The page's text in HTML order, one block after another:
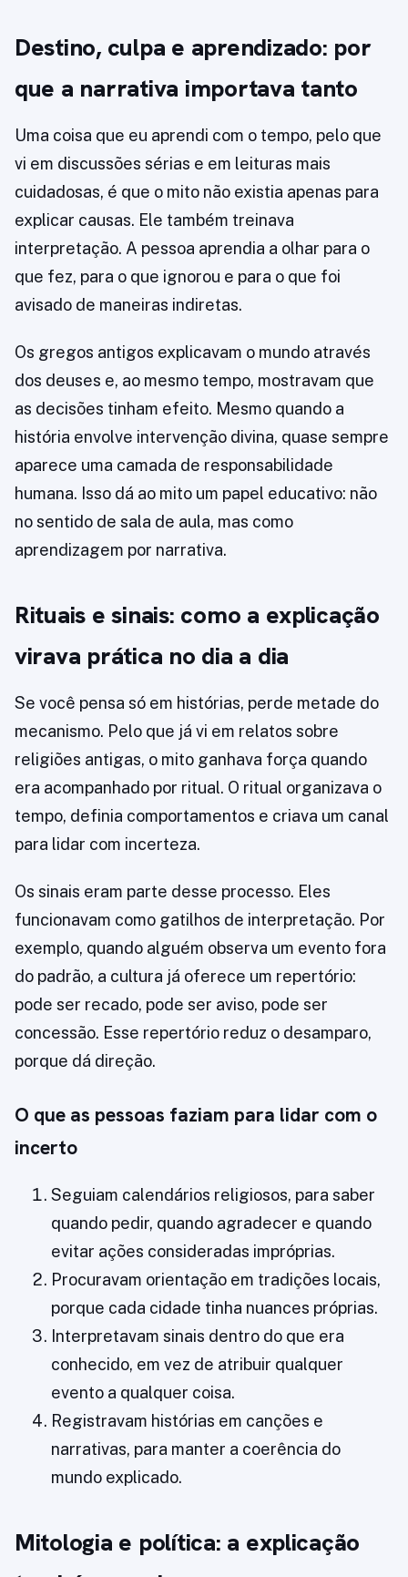
Destino, culpa e aprendizado: por
que a narrativa importava tanto
Uma coisa que eu aprendi com o tempo, pelo que
vi em discussões sérias e em leituras mais
cuidadosas, é que o mito não existia apenas para
explicar causas. Ele também treinava
interpretação. A pessoa aprendia a olhar para o
que fez, para o que ignorou e para o que foi
avisado de maneiras indiretas.
Os gregos antigos explicavam o mundo através
dos deuses e, ao mesmo tempo, mostravam que
as decisões tinham efeito. Mesmo quando a
história envolve intervenção divina, quase sempre
aparece uma camada de responsabilidade
humana. Isso dá ao mito um papel educativo: não
no sentido de sala de aula, mas como
aprendizagem por narrativa.
Rituais e sinais: como a explicação
virava prática no dia a dia
Se você pensa só em histórias, perde metade do
mecanismo. Pelo que já vi em relatos sobre
religiões antigas, o mito ganhava força quando
era acompanhado por ritual. O ritual organizava o
tempo, definia comportamentos e criava um canal
para lidar com incerteza.
Os sinais eram parte desse processo. Eles
funcionavam como gatilhos de interpretação. Por
exemplo, quando alguém observa um evento fora
do padrão, a cultura já oferece um repertório:
pode ser recado, pode ser aviso, pode ser
concessão. Esse repertório reduz o desamparo,
porque dá direção.
O que as pessoas faziam para lidar com o
incerto
Seguiam calendários religiosos, para saber
quando pedir, quando agradecer e quando
evitar ações consideradas impróprias.
Procuravam orientação em tradições locais,
porque cada cidade tinha nuances próprias.
Interpretavam sinais dentro do que era
conhecido, em vez de atribuir qualquer
evento a qualquer coisa.
Registravam histórias em canções e
narrativas, para manter a coerência do
mundo explicado.
Mitologia e política: a explicação